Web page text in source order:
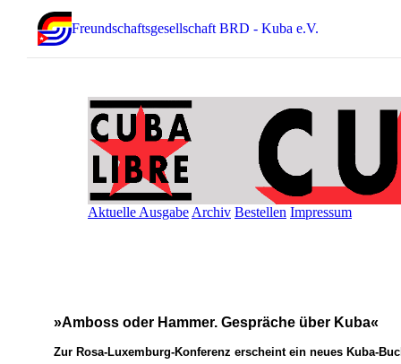
Freundschaftsgesellschaft BRD - Kuba e.V.
Aktuelle Ausgabe Archiv Bestellen Impressum
»Amboss oder Hammer. Gespräche über Kuba«
Zur Rosa-Luxemburg-Konferenz erscheint ein neues Kuba-